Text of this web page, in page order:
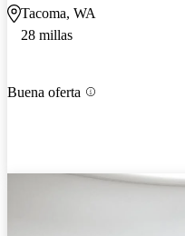
Tacoma, WA
28 millas
Buena oferta